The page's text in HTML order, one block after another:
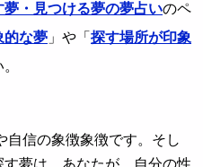
夢・見つける夢の夢占いのペ
的な夢 」や「 探す場所が印象
信の象徴象徴です。そし
夢は、あなたが、自分の性